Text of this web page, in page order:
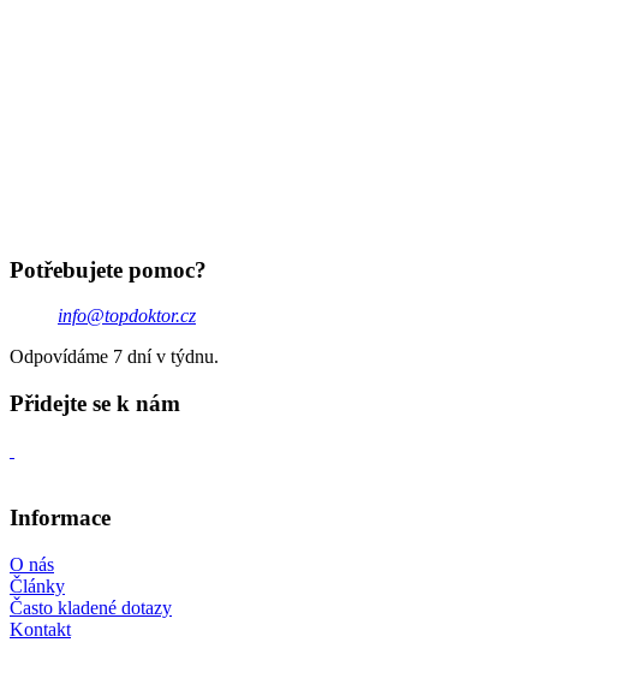
Potřebujete pomoc?
info@topdoktor.cz
Odpovídáme 7 dní v týdnu.
Přidejte se k nám
Informace
O nás
Články
Často kladené dotazy
Kontakt